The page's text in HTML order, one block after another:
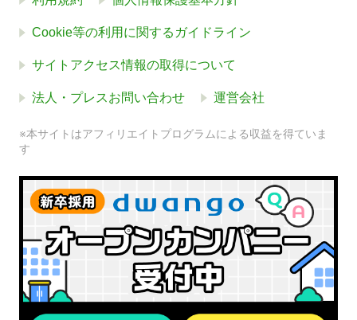
Cookie等の利用に関するガイドライン
サイトアクセス情報の取得について
法人・プレスお問い合わせ 運営会社
※本サイトはアフィリエイトプログラムによる収益を得ていま
す